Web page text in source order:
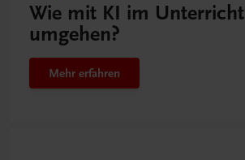
Wie mit KI im Unterricht
umgehen?
Mehr erfahren